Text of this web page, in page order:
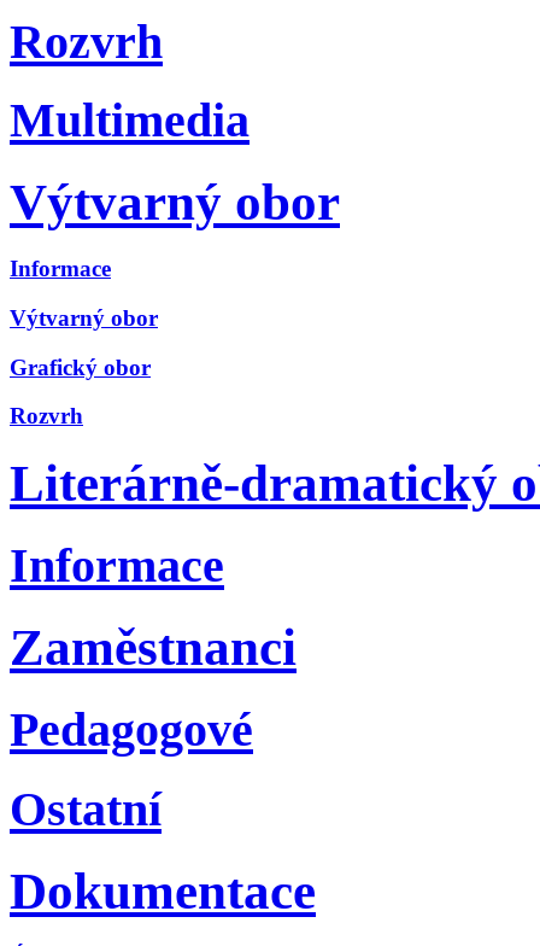
Rozvrh
Multimedia
Výtvarný obor
Informace
Výtvarný obor
Grafický obor
Rozvrh
Literárně-dramatický
Informace
Zaměstnanci
Pedagogové
Ostatní
Dokumentace